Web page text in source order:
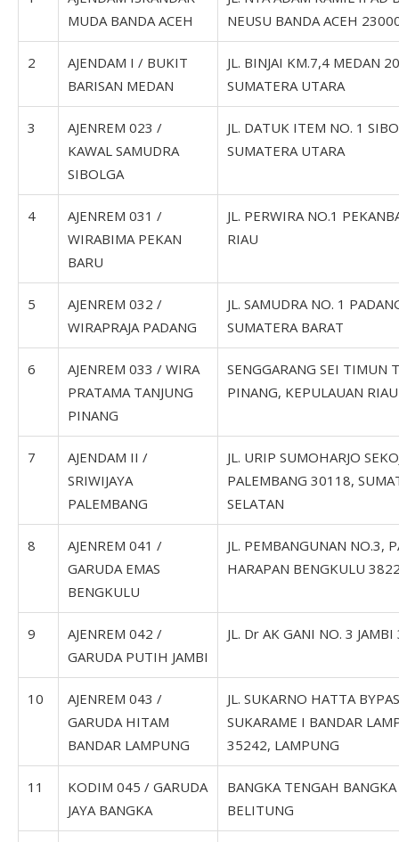
MUDA BANDA ACEH
NEUSU BANDA ACEH
2
AJENDAM I / BUKIT
BARISAN MEDAN
JL. BINJAI KM.7,4 MEDAN
SUMATERA UTARA
3
AJENREM 023 /
KAWAL SAMUDRA
SIBOLGA
JL. DATUK ITEM NO. 1
SUMATERA UTARA
4
AJENREM 031 /
WIRABIMA PEKAN
BARU
JL. PERWIRA NO.1
RIAU
5
AJENREM 032 /
WIRAPRAJA PADANG
JL. SAMUDRA NO. 1
SUMATERA BARAT
6
AJENREM 033 / WIRA
PRATAMA TANJUNG
PINANG
SENGGARANG SEI TIMUN
PINANG, KEPULAUAN RIAU
7
AJENDAM II /
SRIWIJAYA
PALEMBANG
JL. URIP SUMOHARJO
PALEMBANG 30118,
SELATAN
8
AJENREM 041 /
GARUDA EMAS
BENGKULU
JL. PEMBANGUNAN NO.3,
HARAPAN BENGKULU
9
AJENREM 042 /
GARUDA PUTIH JAMBI
JL. Dr AK GANI NO. 3
10
AJENREM 043 /
GARUDA HITAM
BANDAR LAMPUNG
JL. SUKARNO HATTA
SUKARAME I BANDAR
35242, LAMPUNG
11
KODIM 045 / GARUDA
JAYA BANGKA
BANGKA TENGAH BANGKA
BELITUNG